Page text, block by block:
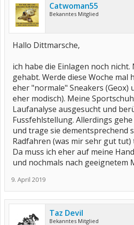
Catwoman55
Bekanntes Mitglied
Hallo Dittmarsche,
ich habe die Einlagen noch
gehabt. Werde diese Woche mal
eher "normale" Sneakers (Geox)
eher modisch). Meine
Laufanalyse ausgesucht und
Fussfehlstellung. Allerdings
und trage sie dementsprechend
Radfahren (was mir sehr gut tut)
Da muss ich eher auf meine
und nochmals nach geeignetem
9. April 2019
Taz Devil
Bekanntes Mitglied